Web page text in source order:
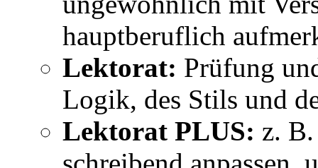
hauptberuflich
Lektorat: Prüfung
Logik, des Stils und
Lektorat PLUS: z.